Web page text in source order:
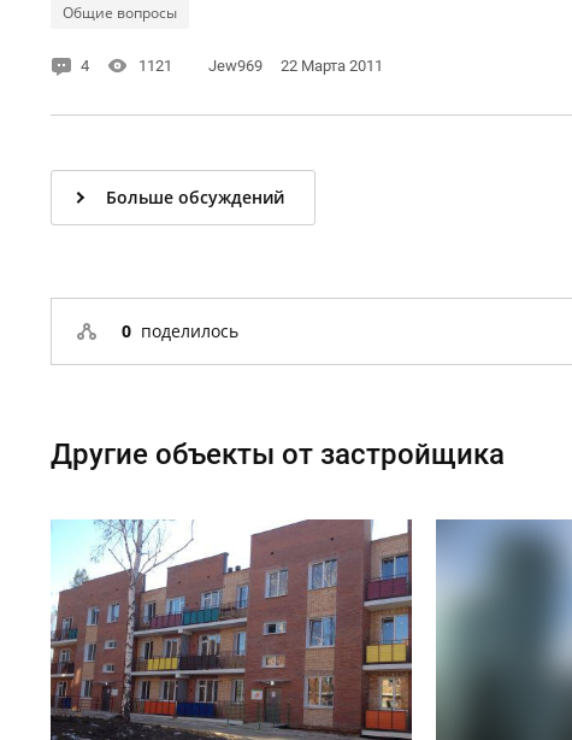
Общие вопросы
4 1121 Jew969 22 Марта 2011
Больше обсуждений
0 поделилось
Другие объекты от застройщика